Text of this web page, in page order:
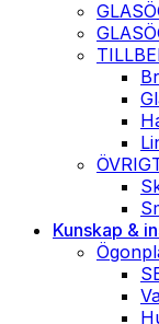
Kunskap &